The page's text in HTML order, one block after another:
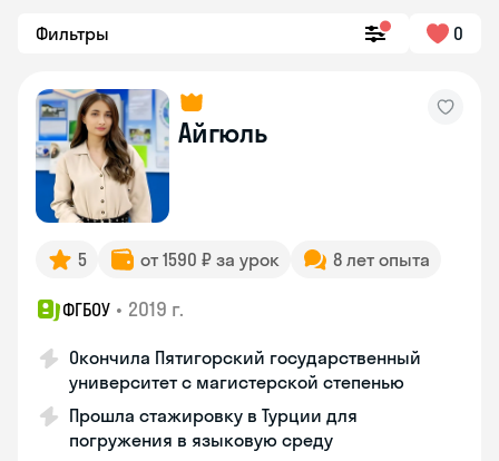
Фильтры 0
Айгюль
5 от 1590 ₽ за урок 8 лет опыта
ФГБОУ • 2019 г.
Окончила Пятигорский государственный
университет с магистерской степенью
Прошла стажировку в Турции для
погружения в языковую среду